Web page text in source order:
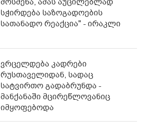
სჭირდება საზოგადოების
სათანადო რეაქცია" - ირაკლი
ვრცელდება კადრები
რუსთაველიდან, სადაც
სატვირთო გადაბრუნდა -
მანქანაში მცირეწლოვანიც
იმყოფებოდა